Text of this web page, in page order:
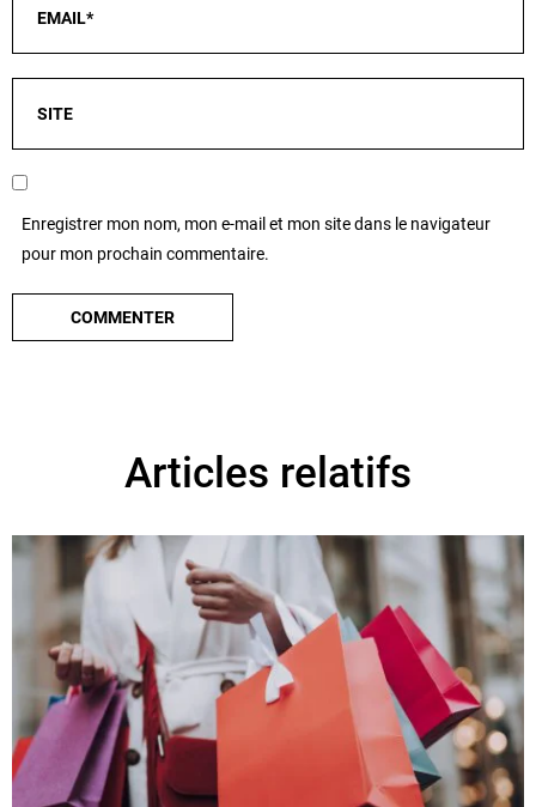
Enregistrer mon nom, mon e-mail et mon site dans le navigateur
pour mon prochain commentaire.
Articles relatifs